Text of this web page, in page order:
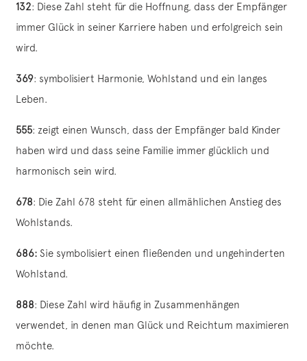
132: Diese Zahl steht für die Hoffnung, dass der Empfänger
immer Glück in seiner Karriere haben und erfolgreich sein
wird.
369: symbolisiert Harmonie, Wohlstand und ein langes
Leben.
555: zeigt einen Wunsch, dass der Empfänger bald Kinder
haben wird und dass seine Familie immer glücklich und
harmonisch sein wird.
678: Die Zahl 678 steht für einen allmählichen Anstieg des
Wohlstands.
686: Sie symbolisiert einen fließenden und ungehinderten
Wohlstand.
888: Diese Zahl wird häufig in Zusammenhängen
verwendet, in denen man Glück und Reichtum maximieren
möchte.